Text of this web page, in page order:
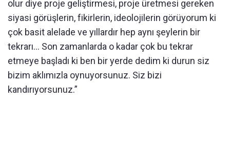
olur diye proje geliştirmesi, proje üretmesi gereken
siyasi görüşlerin, fikirlerin, ideolojilerin görüyorum ki
çok basit alelade ve yıllardır hep aynı şeylerin bir
tekrarı… Son zamanlarda o kadar çok bu tekrar
etmeye başladı ki ben bir yerde dedim ki durun siz
bizim aklımızla oynuyorsunuz. Siz bizi
kandırıyorsunuz.”